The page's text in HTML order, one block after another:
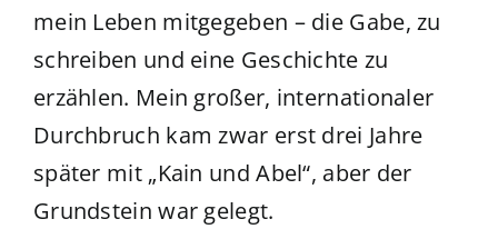
mein Leben mitgegeben – die Gabe, zu
schreiben und eine Geschichte zu
erzählen. Mein großer, internationaler
Durchbruch kam zwar erst drei Jahre
später mit „Kain und Abel“, aber der
Grundstein war gelegt.